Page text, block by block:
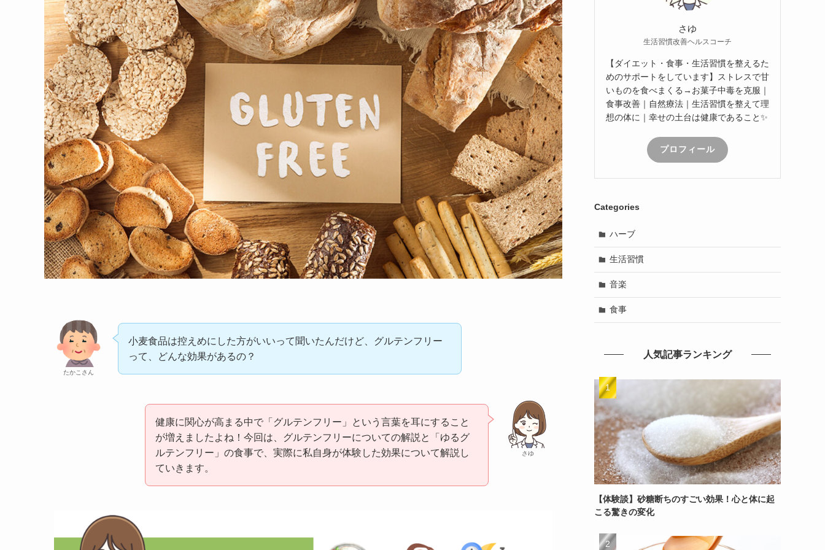
たかこさん
小麦食品は控えめにした方がいいって聞いたんだけど、グルテンフリー
って、どんな効果があるの？
さゆ
健康に関心が高まる中で「グルテンフリー」という言葉を耳にすること
が増えましたよね！今回は、グルテンフリーについての解説と「ゆるグ
ルテンフリー」の食事で、実際に私自身が体験した効果について解説し
ていきます。
さゆ
生活習慣改善ヘルスコーチ
【ダイエット・食事・生活習慣を整えるた
めのサポートをしています】ストレスで甘
いものを食べまくる→お菓子中毒を克服｜
食事改善｜自然療法｜生活習慣を整えて理
想の体に｜幸せの土台は健康であること✨
プロフィール
Categories
ハーブ
生活習慣
音楽
食事
人気記事ランキング
【体験談】砂糖断ちのすごい効果！心と体に起
こる驚きの変化